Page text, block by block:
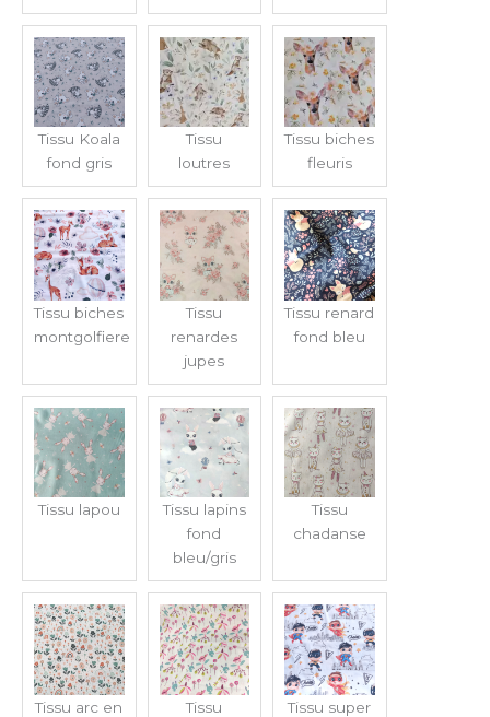
Tissu Koala
fond gris
Tissu
loutres
Tissu biches
fleuris
Tissu biches
montgolfiere
Tissu
renardes
jupes
Tissu renard
fond bleu
Tissu lapou
Tissu lapins
fond
bleu/gris
Tissu
chadanse
Tissu arc en
Tissu
Tissu super